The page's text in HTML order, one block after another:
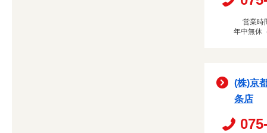
営業時
年中無休
(株)京
条店